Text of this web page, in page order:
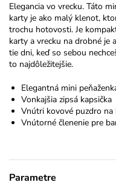
Elegancia vo vrecku. Táto
karty je ako malý klenot,
trochu hotovosti. Je
karty a vrecku na drobné je
tie dni, keď so sebou
to najdôležitejšie.
Elegantná mini
Vonkajšia zipsá kapsička
Vnútri kovové puzdro na
Vnútorné členenie pre
Parametre